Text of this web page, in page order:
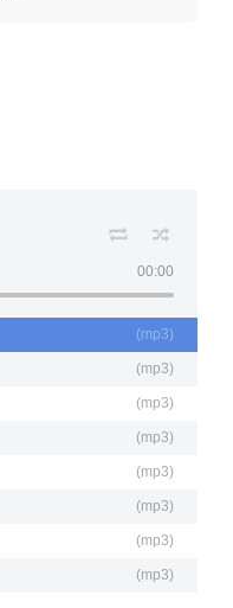
00:00
(mp3)
(mp3)
(mp3)
(mp3)
(mp3)
(mp3)
(mp3)
(mp3)